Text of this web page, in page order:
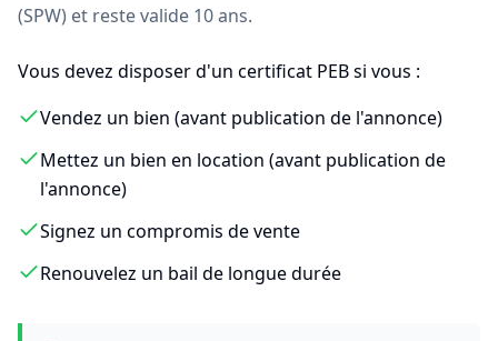
(SPW) et reste valide 10 ans.
Vous devez disposer d'un certificat PEB si vous :
Vendez un bien (avant publication de l'annonce)
Mettez un bien en location (avant publication de
l'annonce)
Signez un compromis de vente
Renouvelez un bail de longue durée